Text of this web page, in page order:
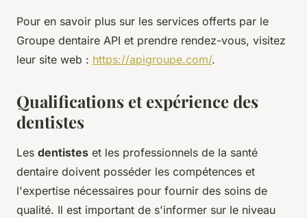
Pour en savoir plus sur les services offerts par le
Groupe dentaire API et prendre rendez-vous, visitez
leur site web : https://apigroupe.com/.
Qualifications et expérience des
dentistes
Les dentistes et les professionnels de la santé
dentaire doivent posséder les compétences et
l'expertise nécessaires pour fournir des soins de
qualité. Il est important de s'informer sur le niveau